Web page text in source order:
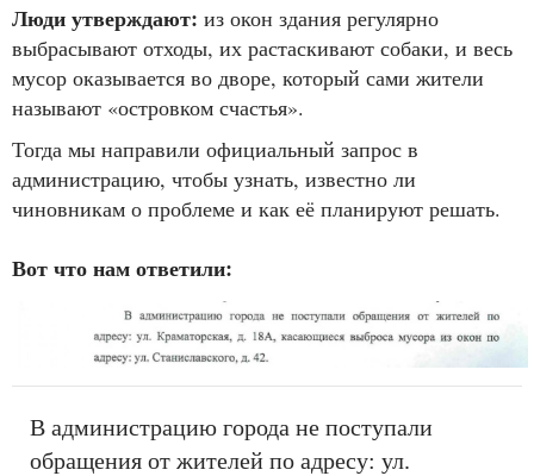
Люди утверждают: из окон здания регулярно
выбрасывают отходы, их растаскивают собаки, и весь
мусор оказывается во дворе, который сами жители
называют «островком счастья».
Тогда мы направили официальный запрос в
администрацию, чтобы узнать, известно ли
чиновникам о проблеме и как её планируют решать.
Вот что нам ответили:
В администрацию города не поступали
обращения от жителей по адресу: ул.